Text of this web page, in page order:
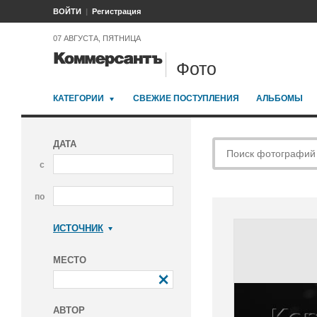
ВОЙТИ Регистрация
07 АВГУСТА, ПЯТНИЦА
Фото
КАТЕГОРИИ СВЕЖИЕ ПОСТУПЛЕНИЯ АЛЬБОМЫ
ДАТА
с
по
ИСТОЧНИК
МЕСТО
АВТОР